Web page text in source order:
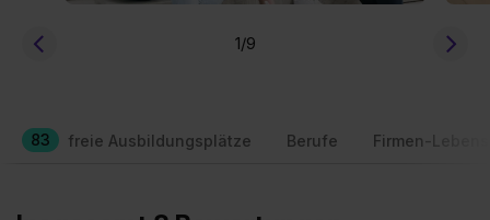
1/9
83 freie Ausbildungsplätze Berufe Firmen-